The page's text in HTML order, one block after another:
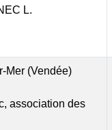
L.
Mer (Vendée)
association des